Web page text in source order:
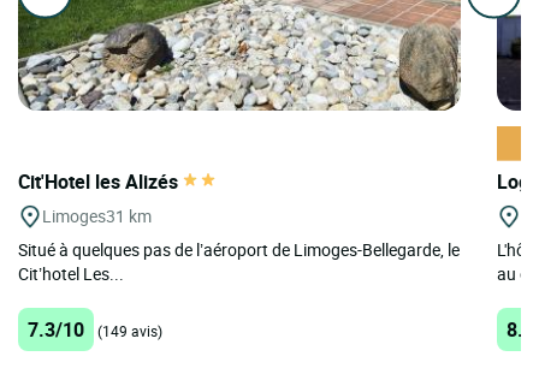
Cit'Hotel les Alizés
Limoges31 km
Situé à quelques pas de l’aéroport de Limoges-Bellegarde, le
Cit’hotel Les...
7.3/10 (149 avis)
au